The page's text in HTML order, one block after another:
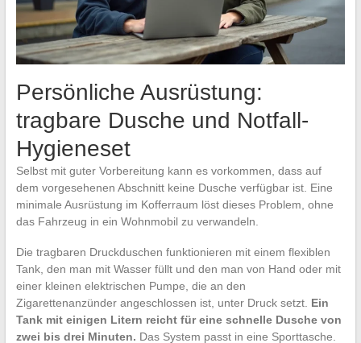
Persönliche Ausrüstung:
tragbare Dusche und Notfall-
Hygieneset
Selbst mit guter Vorbereitung kann es vorkommen, dass auf
dem vorgesehenen Abschnitt keine Dusche verfügbar ist. Eine
minimale Ausrüstung im Kofferraum löst dieses Problem, ohne
das Fahrzeug in ein Wohnmobil zu verwandeln.
Die tragbaren Druckduschen funktionieren mit einem flexiblen
Tank, den man mit Wasser füllt und den man von Hand oder mit
einer kleinen elektrischen Pumpe, die an den
Zigarettenanzünder angeschlossen ist, unter Druck setzt. Ein
Tank mit einigen Litern reicht für eine schnelle Dusche von
zwei bis drei Minuten. Das System passt in eine Sporttasche.